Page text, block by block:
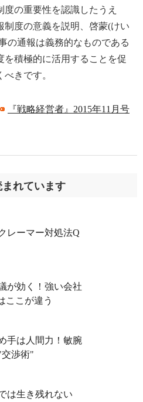
の重要性を認識したうえ
制度の意義を説明、啓蒙(けい
の通報は義務的なものである
を積極的に活用することを促
きです。
『戦略経営者』2015年11月号
れています
レーマー対処法Q
が効く！強い会社
ここが違う
手は人間力！敏腕
渉術"
は生き残れない